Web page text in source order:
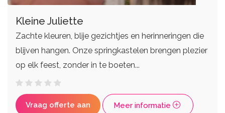
Kleine Juliette
Zachte kleuren, blije gezichtjes en herinneringen die
blijven hangen. Onze springkastelen brengen plezier
op elk feest, zonder in te boeten...
Vraag offerte aan Meer informatie